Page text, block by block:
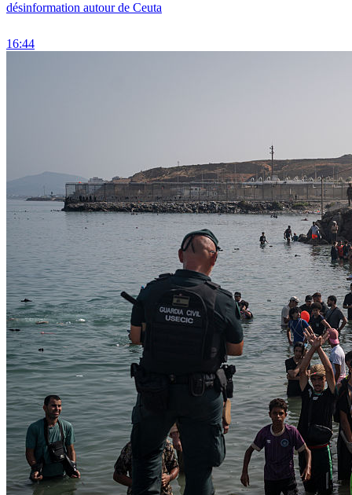
désinformation autour de Ceuta
16:44